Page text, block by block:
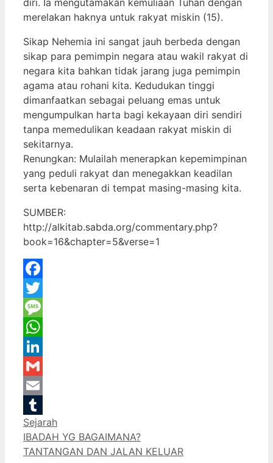
merelakan haknya untuk rakyat miskin (15).
Sikap Nehemia ini sangat jauh berbeda dengan
sikap para pemimpin negara atau wakil rakyat di
negara kita bahkan tidak jarang juga pemimpin
agama atau rohani kita. Kedudukan tinggi
dimanfaatkan sebagai peluang emas untuk
mengumpulkan harta bagi kekayaan diri sendiri
tanpa memedulikan keadaan rakyat miskin di
sekitarnya.
Renungkan: Mulailah menerapkan kepemimpinan
yang peduli rakyat dan menegakkan keadilan
serta kebenaran di tempat masing-masing kita.
SUMBER:
http://alkitab.sabda.org/commentary.php?
book=16&chapter=5&verse=1
Facebook
Twitter
Message
WhatsApp
LinkedIn
Gmail
Email
Tumblr
Categories
Sejarah
IBADAH YG BAGAIMANA?
TANTANGAN DAN JALAN KELUAR